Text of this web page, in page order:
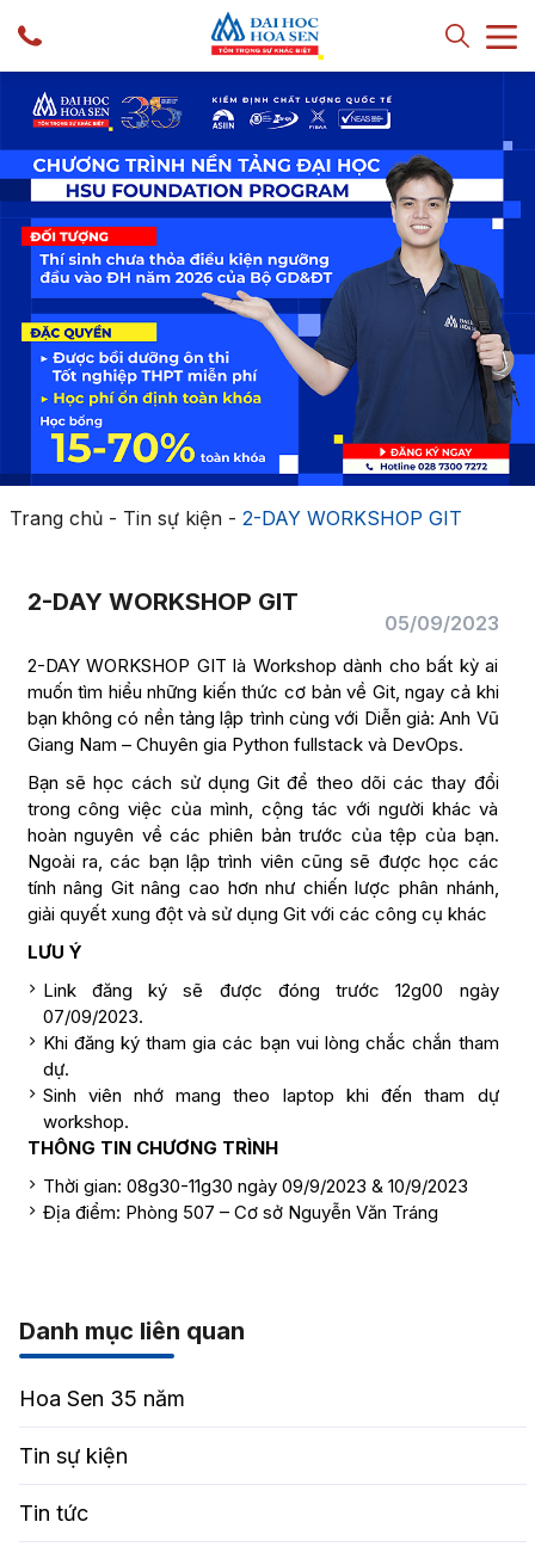
Trang chủ- Tin sự kiện- 2-DAY WORKSHOP GIT
2-DAY WORKSHOP GIT
05/09/2023
2-DAY WORKSHOP GIT là Workshop dành cho bất kỳ ai
muốn tìm hiểu những kiến thức cơ bản về Git, ngay cả khi
bạn không có nền tảng lập trình cùng với Diễn giả: Anh Vũ
Giang Nam – Chuyên gia Python fullstack và DevOps.
Bạn sẽ học cách sử dụng Git để theo dõi các thay đổi
trong công việc của mình, cộng tác với người khác và
hoàn nguyên về các phiên bản trước của tệp của bạn.
Ngoài ra, các bạn lập trình viên cũng sẽ được học các
tính nâng Git nâng cao hơn như chiến lược phân nhánh,
giải quyết xung đột và sử dụng Git với các công cụ khác
LƯU Ý
Link đăng ký sẽ được đóng trước 12g00 ngày
07/09/2023.
Khi đăng ký tham gia các bạn vui lòng chắc chắn tham
dự.
Sinh viên nhớ mang theo laptop khi đến tham dự
workshop.
THÔNG TIN CHƯƠNG TRÌNH
Thời gian: 08g30-11g30 ngày 09/9/2023 & 10/9/2023
Địa điểm: Phòng 507 – Cơ sở Nguyễn Văn Tráng
Danh mục liên quan
Hoa Sen 35 năm
Tin sự kiện
Tin tức